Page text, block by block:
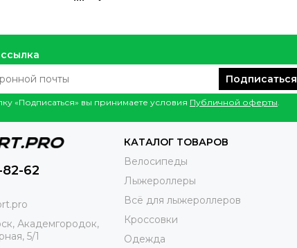
Подписаться
«Подписаться» вы принимаете условия Публичной оферты
82-62
Академгородок,
5/1
КАТАЛОГ ТОВАРОВ
Велосипеды
Лыжероллеры
Всё для лыжероллеров
Кроссовки
Одежда